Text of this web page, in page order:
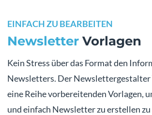
EINFACH ZU BEARBEITEN
Newsletter Vorlagen
Kein Stress über das Format den
Newsletters. Der Newslettergestalter
eine Reihe vorbereitenden Vorlagen,
und einfach Newsletter zu erstellen